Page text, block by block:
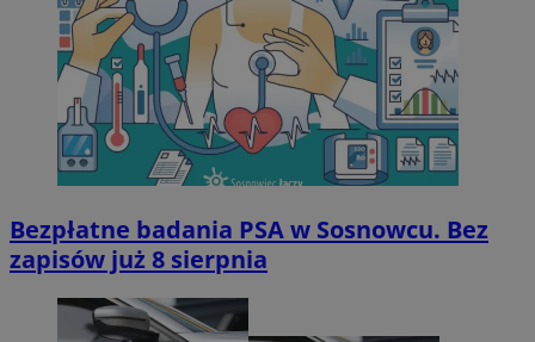
Bezpłatne badania PSA w Sosnowcu. Bez
zapisów już 8 sierpnia